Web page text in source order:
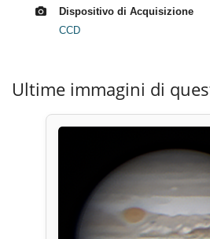
Dispositivo di Acquisizione
CCD
Ultime immagini di